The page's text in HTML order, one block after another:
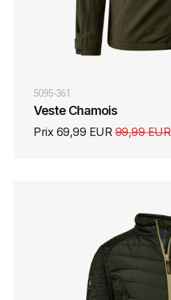
5095-361
Veste Chamois
Prix 69,99 EUR99,99 EUR